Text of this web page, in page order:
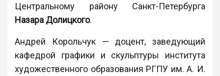
Центральному району Санкт-Петербурга
Назара Долицкого.
Андрей Корольчук — доцент, заведующий
кафедрой графики и скульптуры института
художественного образования РГПУ им. А. И.